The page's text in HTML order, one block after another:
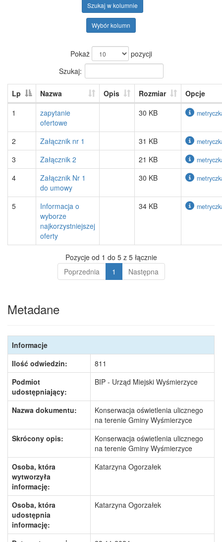
Szukaj w kolumnie
Wybór kolumn
Pokaż
pozycji
Szukaj:
Lp Nazwa Opis Rozmiar
Opcje
1
zapytanie
ofertowe
30 KB
2 Załącznik nr 1 31 KB
3 Załącznik 2 21 KB
4
Załącznik Nr 1
do umowy
30 KB
5
Informacja o
wyborze
najkorzystniejszej
oferty
34 KB
Pozycje od 1 do 5 z 5 łącznie
Poprzednia
1 Następna
Metadane
Informacje
Ilość odwiedzin:
811
Podmiot
udostępniający:
BIP - Urząd Miejski Wyśmierzyce
Nazwa dokumentu:
Konserwacja oświetlenia ulicznego
na terenie Gminy Wyśmierzyce
Skrócony opis:
Konserwacja oświetlenia ulicznego
na terenie Gminy Wyśmierzyce
Osoba, która
wytworzyła
informację:
Katarzyna Ogorzałek
Osoba, która
udostępnia
informację:
Katarzyna Ogorzałek